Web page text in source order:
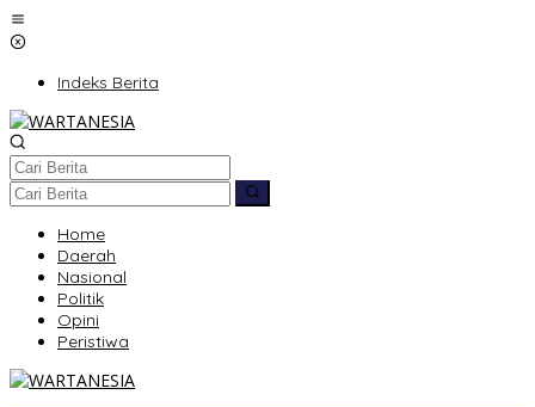
Lewati
ke
Indeks Berita
Home
Daerah
Nasional
Politik
Opini
Peristiwa